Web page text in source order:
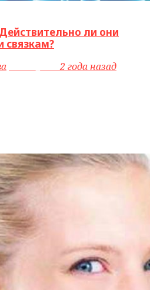
ли они
связкам?
access_time2 года назад